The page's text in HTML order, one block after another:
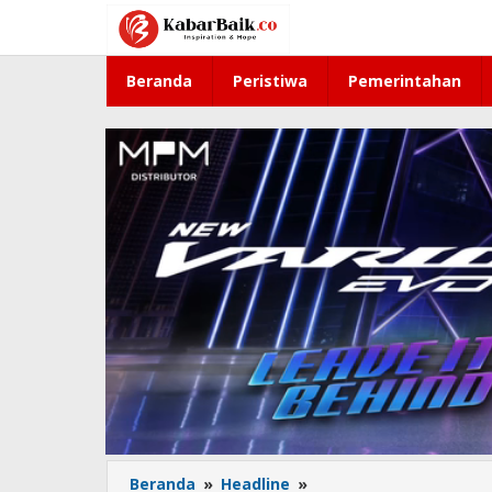
konten
Beranda Peristiwa Pemerintahan
Beranda » Headline »